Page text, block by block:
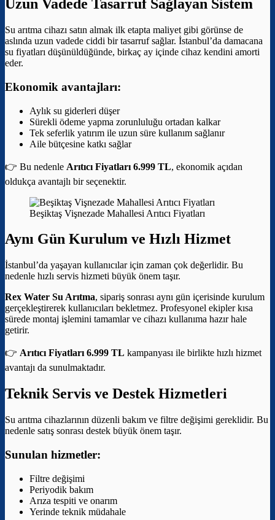
Uzun Vadede Tasarruf Sağlayan Sistem
Su arıtma cihazı satın almak ilk etapta maliyet gibi görünse de
aslında uzun vadede ciddi bir tasarruf sağlar. İstanbul’da damacana
su fiyatları düşünüldüğünde, birkaç ay içinde cihaz kendini amorti
eder.
Ekonomik avantajları:
Aylık su giderleri düşer
Sürekli ödeme yapma zorunluluğu ortadan kalkar
Tek seferlik yatırım ile uzun süre kullanım sağlanır
Aile bütçesine katkı sağlar
👉 Bu nedenle Arıtıcı Fiyatları 6.999 TL, ekonomik açıdan
oldukça avantajlı bir seçenektir.
Beşiktaş Vişnezade Mahallesi Arıtıcı Fiyatları
Aynı Gün Kurulum ve Hızlı Hizmet
İstanbul’da yaşayan kullanıcılar için zaman çok değerlidir. Bu
nedenle hızlı servis hizmeti büyük önem taşır.
Rex Water Su Arıtma, sipariş sonrası aynı gün içerisinde kurulum
gerçekleştirerek kullanıcıları bekletmez. Profesyonel ekipler kısa
sürede montaj işlemini tamamlar ve cihazı kullanıma hazır hale
getirir.
👉 Arıtıcı Fiyatları 6.999 TL kampanyası ile birlikte hızlı hizmet
avantajı da sunulmaktadır.
Teknik Servis ve Destek Hizmetleri
Su arıtma cihazlarının düzenli bakım ve filtre değişimi gereklidir. Bu
nedenle satış sonrası destek büyük önem taşır.
Sunulan hizmetler:
Filtre değişimi
Periyodik bakım
Arıza tespiti ve onarım
Yerinde teknik müdahale